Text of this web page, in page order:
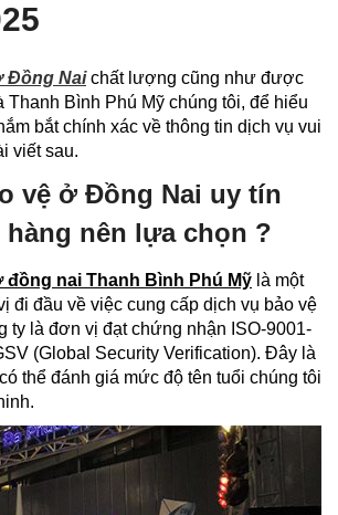
Đồng Naichất lượng cũng như được
Thanh Bình Phú Mỹ chúng tôi, để hiểu
bắt chính xác về thông tin dịch vụ vui
viết sau.
vệ ở Đồng Nai uy tín
hàng nên lựa chọn ?
đồng nai Thanh Bình Phú Mỹ là một
đi đầu về việc cung cấp dịch vụ bảo vệ
ty là đơn vị đạt chứng nhận ISO-9001-
(Global Security Verification). Đây là
thể đánh giá mức độ tên tuổi chúng tôi